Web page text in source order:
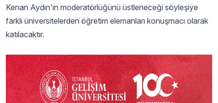
Kenan Aydın'ın moderatörlüğünü üstleneceği söyleşiye
farklı üniversitelerden öğretim elemanları konuşmacı olarak
katılacaktır.